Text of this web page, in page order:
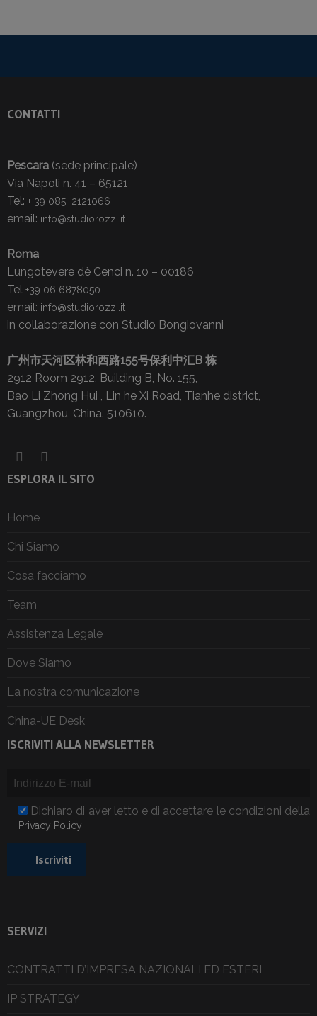
CONTATTI
Pescara (sede principale)
Via Napoli n. 41 – 65121
Tel: + 39 085 2121066
email: info@studiorozzi.it
Roma
Lungotevere dè Cenci n. 10 – 00186
Tel +39 06 6878050
email: info@studiorozzi.it
in collaborazione con Studio Bongiovanni
广州市天河区林和西路155号保利中汇B 栋
2912 Room 2912, Building B, No. 155,
Bao Li Zhong Hui , Lin he Xi Road, Tianhe district,
Guangzhou, China. 510610.
ESPLORA IL SITO
Home
Chi Siamo
Cosa facciamo
Team
Assistenza Legale
Dove Siamo
La nostra comunicazione
China-UE Desk
ISCRIVITI ALLA NEWSLETTER
Dichiaro di aver letto e di accettare le condizioni della
Privacy Policy
SERVIZI
CONTRATTI D’IMPRESA NAZIONALI ED ESTERI
IP STRATEGY